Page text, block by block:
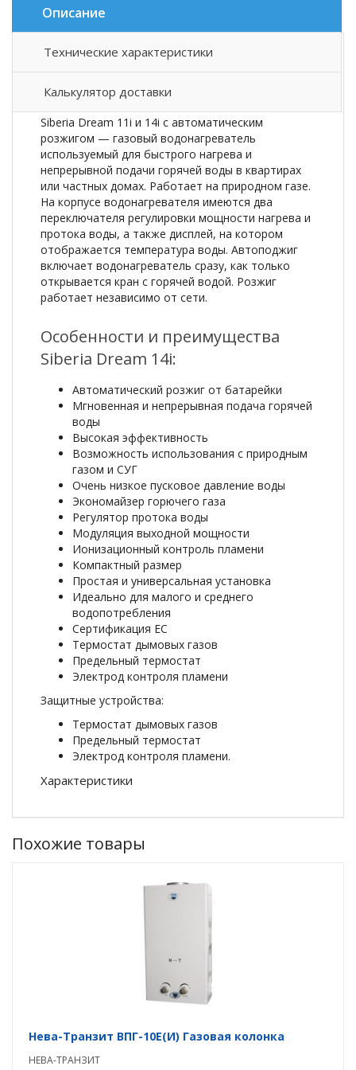
Описание
Технические характеристики
Калькулятор доставки
Описание товара
Siberia Dream 11i и 14i с автоматическим
розжигом — газовый водонагреватель
используемый для быстрого нагрева и
непрерывной подачи горячей воды в квартирах
или частных домах. Работает на природном газе.
На корпусе водонагревателя имеются два
переключателя регулировки мощности нагрева и
протока воды, а также дисплей, на котором
отображается температура воды. Автоподжиг
включает водонагреватель сразу, как только
открывается кран с горячей водой. Розжиг
работает независимо от сети.
Особенности и преимущества
Siberia Dream 14i:
Автоматический розжиг от батарейки
Мгновенная и непрерывная подача горячей
воды
Высокая эффективность
Возможность использования с природным
газом и СУГ
Очень низкое пусковое давление воды
Экономайзер горючего газа
Регулятор протока воды
Модуляция выходной мощности
Ионизационный контроль пламени
Компактный размер
Простая и универсальная установка
Идеально для малого и среднего
водопотребления
Сертификация ЕС
Термостат дымовых газов
Предельный термостат
Электрод контроля пламени
Защитные устройства:
Термостат дымовых газов
Предельный термостат
Электрод контроля пламени.
Характеристики
Похожие товары
Нева-Транзит ВПГ-10E(И) Газовая колонка
НЕВА-ТРАНЗИТ